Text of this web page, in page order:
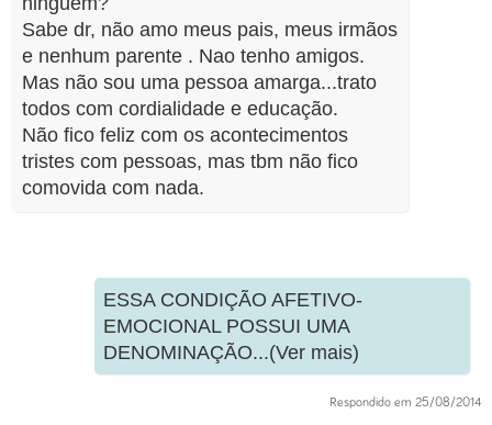
Sabe dr, não amo meus pais, meus irmãos
e nenhum parente . Nao tenho amigos.
Mas não sou uma pessoa amarga...trato
todos com cordialidade e educação.
Não fico feliz com os acontecimentos
tristes com pessoas, mas tbm não fico
comovida com nada.
ESSA CONDIÇÃO AFETIVO-
EMOCIONAL POSSUI UMA
DENOMINAÇÃO...(Ver mais)
Respondido em 25/08/2014